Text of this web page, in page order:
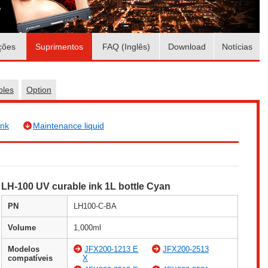
Suprimentos FAQ (Inglês) Download Notícias
Option
Maintenance liquid
LH-100 UV curable ink 1L bottle Cyan
PN LH100-C-BA
Volume 1,000ml
Modelos
compatíveis
JFX200-1213 E
X
JFX200-2513